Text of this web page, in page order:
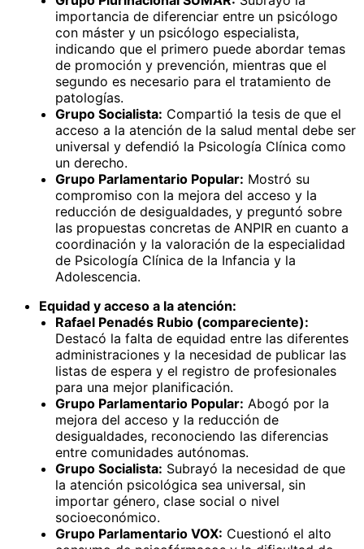
importancia de diferenciar entre un psicólogo
con máster y un psicólogo especialista,
indicando que el primero puede abordar temas
de promoción y prevención, mientras que el
segundo es necesario para el tratamiento de
patologías.
Grupo Socialista: Compartió la tesis de que el
acceso a la atención de la salud mental debe ser
universal y defendió la Psicología Clínica como
un derecho.
Grupo Parlamentario Popular: Mostró su
compromiso con la mejora del acceso y la
reducción de desigualdades, y preguntó sobre
las propuestas concretas de ANPIR en cuanto a
coordinación y la valoración de la especialidad
de Psicología Clínica de la Infancia y la
Adolescencia.
Equidad y acceso a la atención:
Rafael Penadés Rubio (compareciente):
Destacó la falta de equidad entre las diferentes
administraciones y la necesidad de publicar las
listas de espera y el registro de profesionales
para una mejor planificación.
Grupo Parlamentario Popular: Abogó por la
mejora del acceso y la reducción de
desigualdades, reconociendo las diferencias
entre comunidades autónomas.
Grupo Socialista: Subrayó la necesidad de que
la atención psicológica sea universal, sin
importar género, clase social o nivel
socioeconómico.
Grupo Parlamentario VOX: Cuestionó el alto